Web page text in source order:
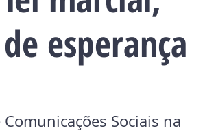
esperança
Sociais na